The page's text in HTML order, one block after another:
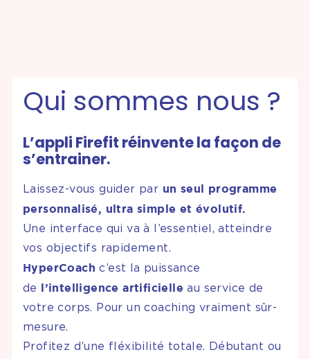
& Services
Qui sommes nous ?
L’appli Firefit réinvente la façon de
s’entrainer.
Laissez-vous guider par un seul programme
personnalisé, ultra simple et évolutif.
Une interface qui va à l’essentiel, atteindre
vos objectifs rapidement.
HyperCoach c’est la puissance
de l’intelligence artificielle au service de
votre corps. Pour un coaching vraiment sûr-
mesure.
Profitez d’une fléxibilité totale. Débutant ou